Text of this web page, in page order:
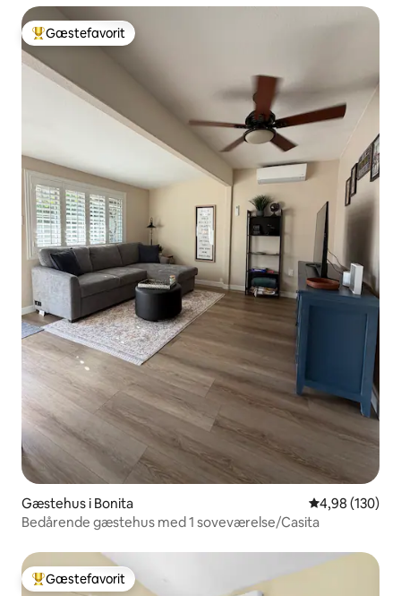
Bedste gæstefavorit
Gæstefavorit
Gæstehus i Bonita 4,98 ud af 5 i
4,98 (130)
Bedårende gæstehus med 1 soveværelse/Casita
Bedste gæstefavorit
Gæstefavorit